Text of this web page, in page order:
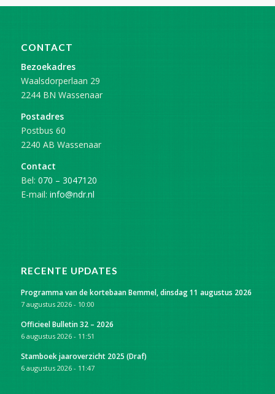
CONTACT
Bezoekadres
Waalsdorperlaan 29
2244 BN Wassenaar
Postadres
Postbus 60
2240 AB Wassenaar
Contact
Bel: 070 – 3047120
E-mail: info@ndr.nl
RECENTE UPDATES
Programma van de kortebaan Bemmel, dinsdag 11 augustus 2026
7 augustus 2026 - 10:00
Officieel Bulletin 32 – 2026
6 augustus 2026 - 11:51
Stamboek jaaroverzicht 2025 (Draf)
6 augustus 2026 - 11:47